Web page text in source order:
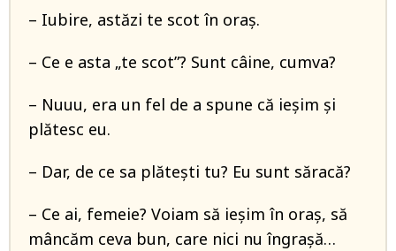
– Iubire, astăzi te scot în oraş.
– Ce e asta „te scot”? Sunt câine, cumva?
– Nuuu, era un fel de a spune că ieşim şi
plătesc eu.
– Dar, de ce sa plăteşti tu? Eu sunt săracă?
– Ce ai, femeie? Voiam să ieşim în oraș, să
mâncăm ceva bun, care nici nu îngraşă…